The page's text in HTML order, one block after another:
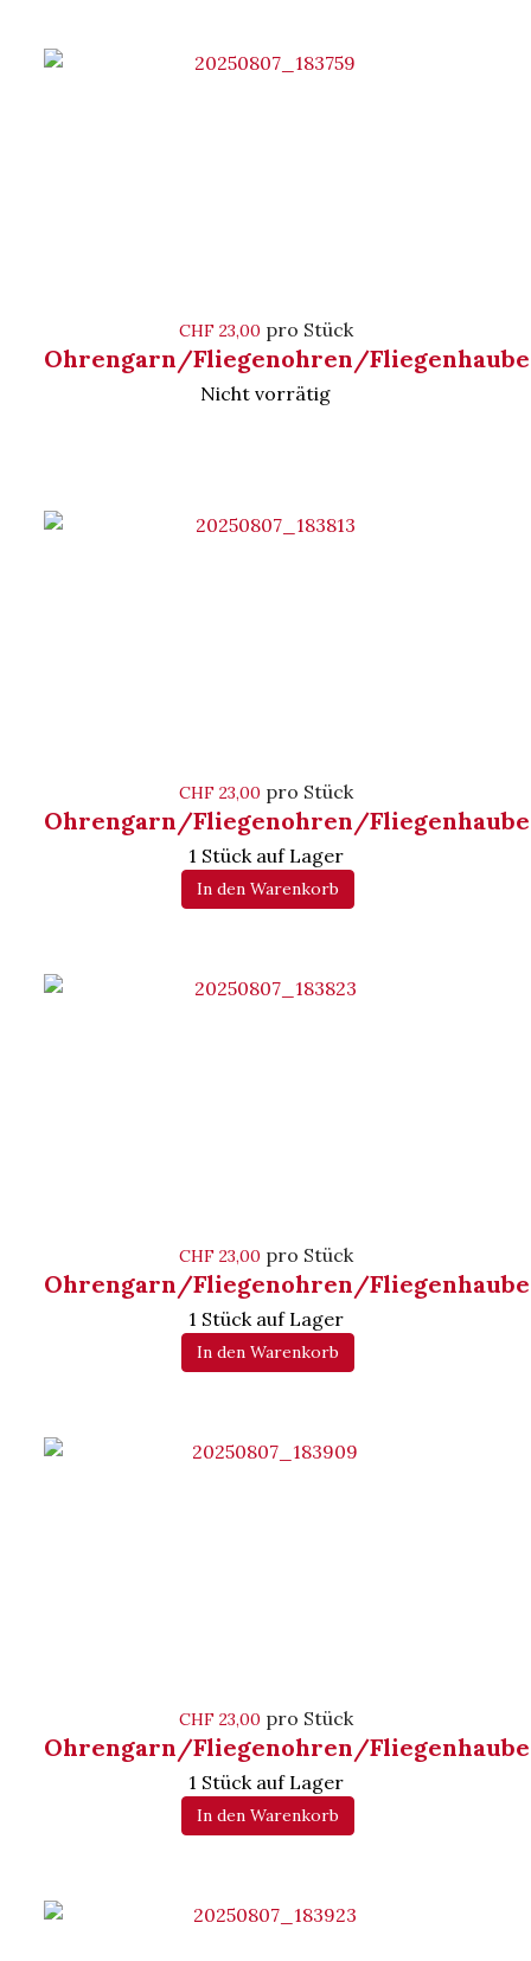
CHF 23,00 pro Stück
Ohrengarn/Fliegenohren/Fliegenhaube
Nicht vorrätig
CHF 23,00 pro Stück
Ohrengarn/Fliegenohren/Fliegenhaube
1 Stück auf Lager
In den Warenkorb
CHF 23,00 pro Stück
Ohrengarn/Fliegenohren/Fliegenhaube
1 Stück auf Lager
In den Warenkorb
CHF 23,00 pro Stück
Ohrengarn/Fliegenohren/Fliegenhaube
1 Stück auf Lager
In den Warenkorb